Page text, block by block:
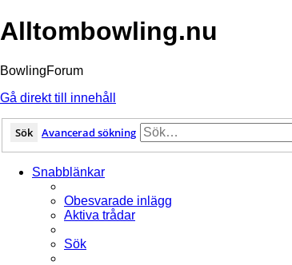
Alltombowling.nu
BowlingForum
Gå direkt till innehåll
Sök Avancerad sökning
Snabblänkar
Obesvarade inlägg
Aktiva trådar
Sök